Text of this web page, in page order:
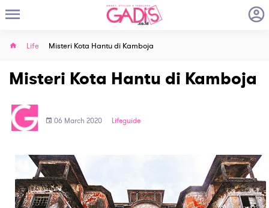
Life Misteri Kota Hantu di Kamboja
Misteri Kota Hantu di Kamboja
06 March 2020 Lifeguide